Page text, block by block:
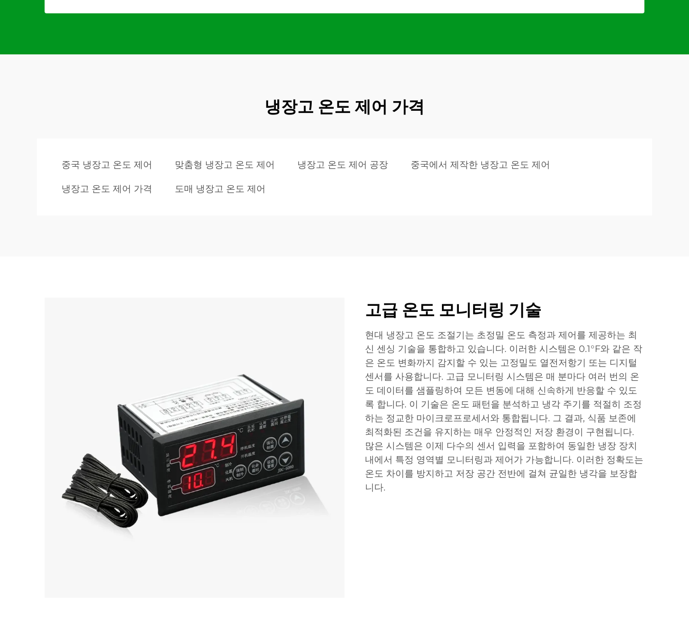
냉장고 온도 제어 가격
중국 냉장고 온도 제어 맞춤형 냉장고 온도 제어 냉장고 온도 제어 공장 중국에서 제작한 냉장고 온도 제어
냉장고 온도 제어 가격 도매 냉장고 온도 제어
고급 온도 모니터링 기술
현대 냉장고 온도 조절기는 초정밀 온도 측정과 제어를 제공하는 최
신 센싱 기술을 통합하고 있습니다. 이러한 시스템은 0.1°F와 같은 작
은 온도 변화까지 감지할 수 있는 고정밀도 열전저항기 또는 디지털
센서를 사용합니다. 고급 모니터링 시스템은 매 분마다 여러 번의 온
도 데이터를 샘플링하여 모든 변동에 대해 신속하게 반응할 수 있도
록 합니다. 이 기술은 온도 패턴을 분석하고 냉각 주기를 적절히 조정
하는 정교한 마이크로프로세서와 통합됩니다. 그 결과, 식품 보존에
최적화된 조건을 유지하는 매우 안정적인 저장 환경이 구현됩니다.
많은 시스템은 이제 다수의 센서 입력을 포함하여 동일한 냉장 장치
내에서 특정 영역별 모니터링과 제어가 가능합니다. 이러한 정확도는
온도 차이를 방지하고 저장 공간 전반에 걸쳐 균일한 냉각을 보장합
니다.